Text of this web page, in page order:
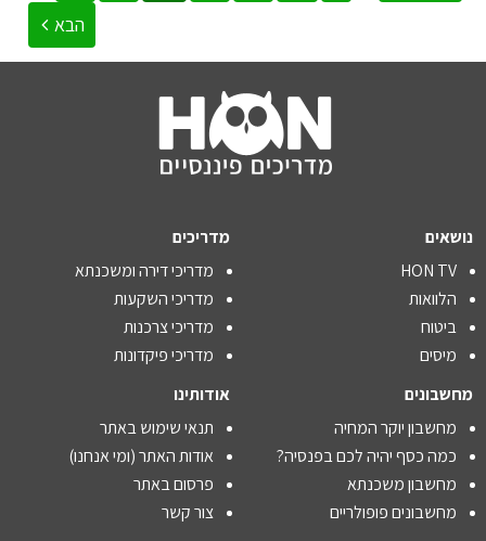
הבא
נושאים
HON TV
הלוואות
ביטוח
מיסים
מדריכים
מדריכי דירה ומשכנתא
מדריכי השקעות
מדריכי צרכנות
מדריכי פיקדונות
מחשבונים
מחשבון יוקר המחיה
כמה כסף יהיה לכם בפנסיה?
מחשבון משכנתא
מחשבונים פופולריים
אודותינו
תנאי שימוש באתר
אודות האתר (ומי אנחנו)
פרסום באתר
צור קשר